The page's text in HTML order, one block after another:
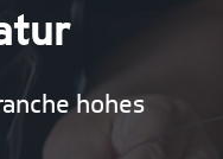
hohes